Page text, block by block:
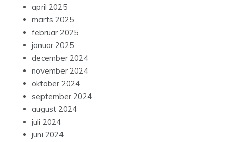
april 2025
marts 2025
februar 2025
januar 2025
december 2024
november 2024
oktober 2024
september 2024
august 2024
juli 2024
juni 2024